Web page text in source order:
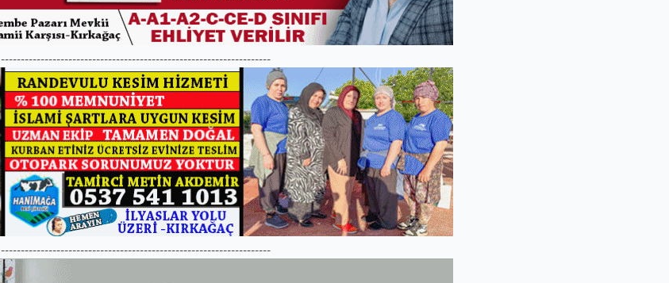
--------------------------------------------------------------------
--------------------------------------------------------------------